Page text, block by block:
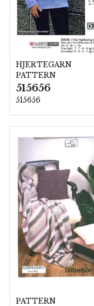
HJERTEGARN
PATTERN
515656
515656
PATTERN